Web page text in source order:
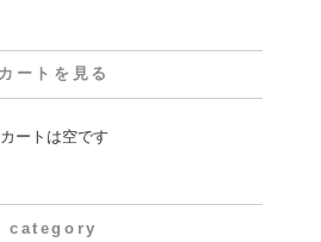
カートを見る
カートは空です
category